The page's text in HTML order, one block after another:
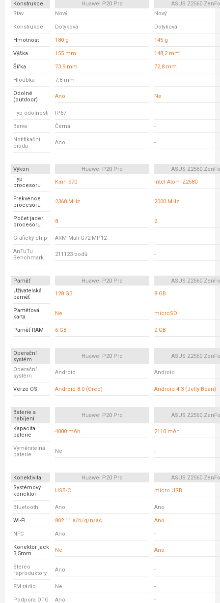
Konstrukce Huawei P20 Pro
ASUS Z2560
Stav
Nový Nový
Konstrukce Dotyková Dotyková
Hmotnost 180 g 145 g
Výška 155 mm 148,2 mm
Šířka 73.9 mm 72,8 mm
Hloubka 7.8 mm -
Odolné
(outdoor)
Ano Ne
Typ odolnosti IP67 -
Barva Černá -
Notifikační
dioda
Ano -
Výkon Huawei P20 Pro
ASUS Z2560
Typ
procesoru
Kirin 970 Intel Atom Z2580
Frekvence
procesoru
2360 MHz 2000 MHz
Počet jader
procesoru
8 2
Grafický chip ARM Mali-G72 MP12 -
AnTuTu
Benchmark
211123 bodů -
Paměť Huawei P20 Pro
ASUS Z2560
Uživatelská
paměť
128 GB 8 GB
Paměťová
karta
Ne microSD
Paměť RAM 6 GB 2 GB
Operační
systém
Huawei P20 Pro ASUS Z2560
Operační
systém
Android Android
Verze OS Android 8.0 (Oreo) Android 4.3 (Jelly Bean)
Baterie a
nabíjení
Huawei P20 Pro ASUS Z2560
Kapacita
baterie
4000 mAh 2110 mAh
Vyměnitelná
baterie
Ne -
Konektivita Huawei P20 Pro
ASUS Z2560
Systémový
konektor
USB-C micro USB
Bluetooth Ano Ano
Wi-Fi 802.11 a/b/g/n/ac Ano
NFC Ano -
Konektor jack
3,5mm
Ne Ano
Stereo
reproduktory
Ano -
FM rádio Ne -
Podpora OTG Ano -